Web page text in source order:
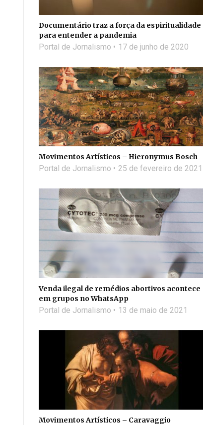
Documentário traz a força da espiritualidade
para entender a pandemia
Portal de Jornalismo 17 de junho de 2020
Movimentos Artísticos – Hieronymus Bosch
Portal de Jornalismo 25 de fevereiro de 2021
Venda ilegal de remédios abortivos acontece
em grupos no WhatsApp
Portal de Jornalismo 13 de maio de 2021
Movimentos Artísticos – Caravaggio